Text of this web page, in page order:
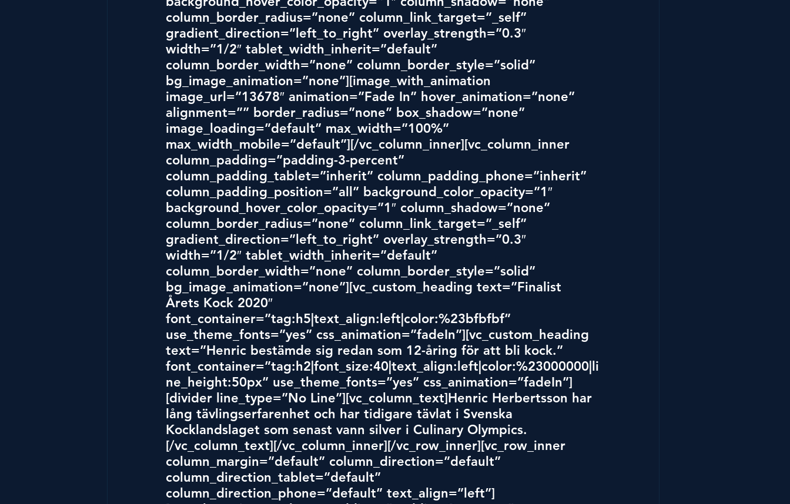
column_border_radius=”none” column_link_target=”_self”
gradient_direction=”left_to_right” overlay_strength=”0.3″
width=”1/2″ tablet_width_inherit=”default”
column_border_width=”none” column_border_style=”solid”
bg_image_animation=”none”][image_with_animation
image_url=”13678″ animation=”Fade In” hover_animation=”none”
alignment=”” border_radius=”none” box_shadow=”none”
image_loading=”default” max_width=”100%”
max_width_mobile=”default”][/vc_column_inner][vc_column_inner
column_padding=”padding-3-percent”
column_padding_tablet=”inherit” column_padding_phone=”inherit”
column_padding_position=”all” background_color_opacity=”1″
background_hover_color_opacity=”1″ column_shadow=”none”
column_border_radius=”none” column_link_target=”_self”
gradient_direction=”left_to_right” overlay_strength=”0.3″
width=”1/2″ tablet_width_inherit=”default”
column_border_width=”none” column_border_style=”solid”
bg_image_animation=”none”][vc_custom_heading text=”Finalist
Årets Kock 2020″
font_container=”tag:h5|text_align:left|color:%23bfbfbf”
use_theme_fonts=”yes” css_animation=”fadeIn”][vc_custom_heading
text=”Henric bestämde sig redan som 12-åring för att bli kock.”
font_container=”tag:h2|font_size:40|text_align:left|color:%23000000|li
ne_height:50px” use_theme_fonts=”yes” css_animation=”fadeIn”]
[divider line_type=”No Line”][vc_column_text]Henric Herbertsson har
lång tävlingserfarenhet och har tidigare tävlat i Svenska
Kocklandslaget som senast vann silver i Culinary Olympics.
[/vc_column_text][/vc_col umn_inner][/vc_row_inner][vc_row_inner
column_margin=”default” column_direction=”default”
column_direction_tablet=”default”
column_direction_phone=”default” text_align=”left”]